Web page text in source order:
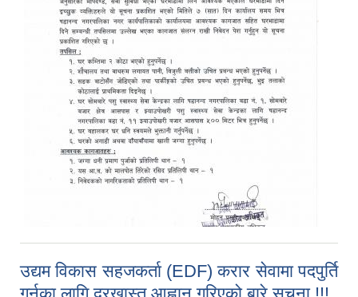
उद्यम विकास सहजकर्ता (EDF) करार सेवामा पदपुर्ति